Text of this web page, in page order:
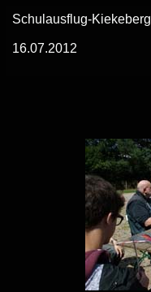
Schulausflug-Kiekeberg
16.07.2012